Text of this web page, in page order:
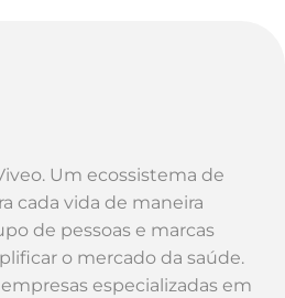
Um ecossistema de
cada vida de maneira
de pessoas e marcas
o mercado da saúde.
especializadas em